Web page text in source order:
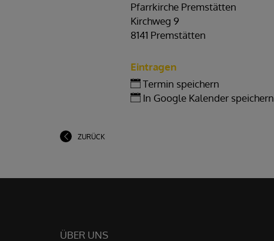
Pfarrkirche Premstätten
Kirchweg 9
8141 Premstätten
Eintragen
Termin speichern
In Google Kalender speichern
ZURÜCK
ÜBER UNS